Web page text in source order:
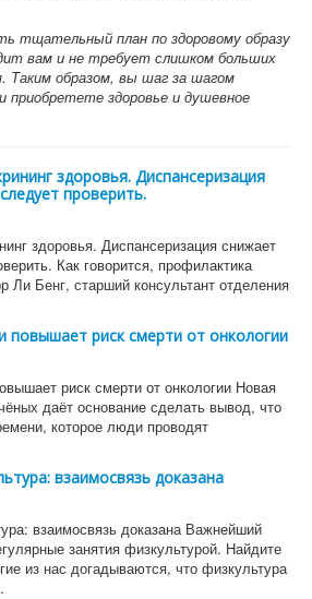
тщательный план по здоровому образу
вам и не требует слишком больших
Таким образом, вы шаг за шагом
приобретете здоровье и душевное
здоровья. Диспансеризация
проверить.
здоровья. Диспансеризация снижает
Как говорится, профилактика
Ли Бенг, старший консультант отделения
повышает риск смерти от онкологии
риск смерти от онкологии Новая
даёт основание сделать вывод, что
которое люди проводят
взаимосвязь доказана
взаимосвязь доказана Важнейший
занятия физкультурой. Найдите
из нас догадываются, что физкультура